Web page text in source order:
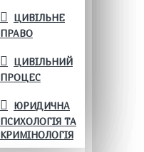
ЦИВІЛЬНЕ
ПРАВО
ЦИВІЛЬНИЙ
ПРОЦЕС
ЮРИДИЧНА
ПСИХОЛОГІЯ ТА
КРИМІНОЛОГІЯ